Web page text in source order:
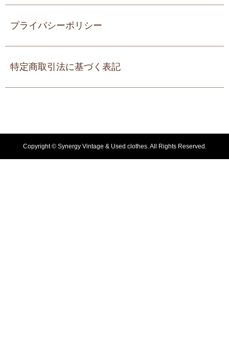
プライバシーポリシー
特定商取引法に基づく表記
Copyright ©Synergy Vintage & Used clothes. All Rights Reserved.